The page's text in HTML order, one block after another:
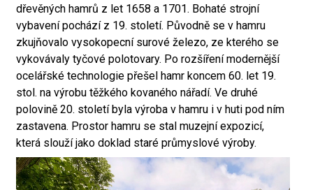
dřevěných hamrů z let 1658 a 1701. Bohaté strojní
vybavení pochází z 19. století. Původně se v hamru
zkujňovalo vysokopecní surové železo, ze kterého se
vykovávaly tyčové polotovary. Po rozšíření modernější
ocelářské technologie přešel hamr koncem 60. let 19.
stol. na výrobu těžkého kovaného nářadí. Ve druhé
polovině 20. století byla výroba v hamru i v huti pod ním
zastavena. Prostor hamru se stal muzejní expozicí,
která slouží jako doklad staré průmyslové výroby.